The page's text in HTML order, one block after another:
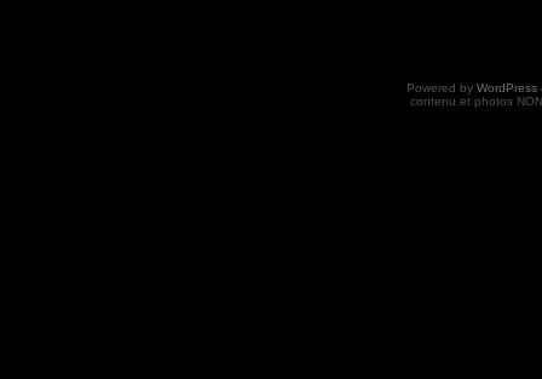
Powered by WordPress
contenu et photos